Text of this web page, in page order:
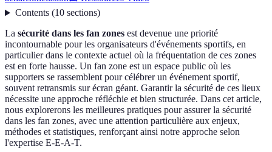
Contents(10 sections)
La sécurité dans les fan zones est devenue une priorité
incontournable pour les organisateurs d'événements sportifs, en
particulier dans le contexte actuel où la fréquentation de ces zones
est en forte hausse. Un fan zone est un espace public où les
supporters se rassemblent pour célébrer un événement sportif,
souvent retransmis sur écran géant. Garantir la sécurité de ces lieux
nécessite une approche réfléchie et bien structurée. Dans cet article,
nous explorerons les meilleures pratiques pour assurer la sécurité
dans les fan zones, avec une attention particulière aux enjeux,
méthodes et statistiques, renforçant ainsi notre approche selon
l'expertise E-E-A-T.